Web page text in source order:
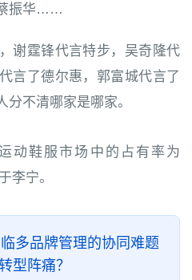
振华……
谢霆锋代言特步，吴奇隆代
言了德尔惠，郭富城代言了
不清哪家是哪家。
动鞋服市场中的占有率为
李宁。
多品牌管理的协同难题
型阵痛？